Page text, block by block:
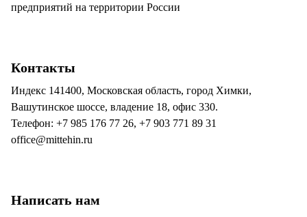
предприятий на территории России
Контакты
Индекс 141400, Московская область, город Химки,
Вашутинское шоссе, владение 18, офис 330.
Телефон: +7 985 176 77 26, +7 903 771 89 31
office@mittehin.ru
Написать нам